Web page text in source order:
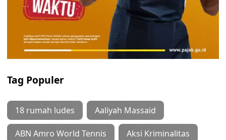
Tag Populer
18 rumah ludes Aaliyah Massaid
ABN Amro World Tennis Aksi Kriminalitas